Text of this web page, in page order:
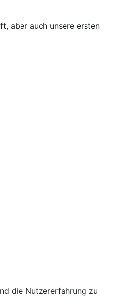
aber auch unsere ersten
die Nutzererfahrung zu